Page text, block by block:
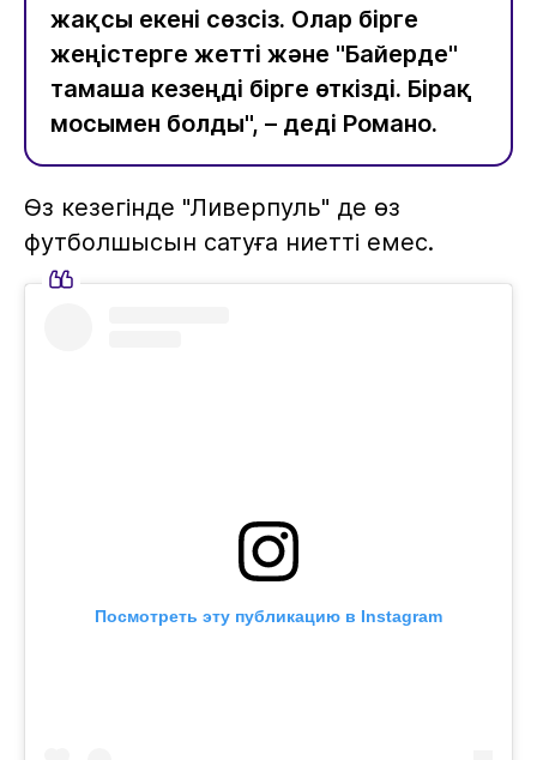
жақсы екені сөзсіз. Олар бірге
жеңістерге жетті және "Байерде"
тамаша кезеңді бірге өткізді. Бірақ
мосымен болды", – деді Романо.
Өз кезегінде "Ливерпуль" де өз
футболшысын сатуға ниетті емес.
Посмотреть эту публикацию в Instagram